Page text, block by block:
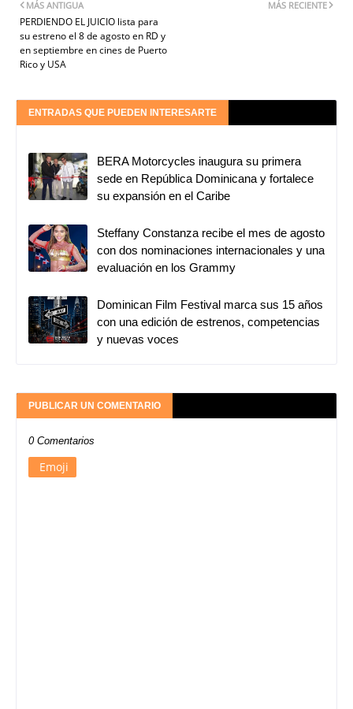
MÁS RECIENTE
MÁS ANTIGUA
PERDIENDO EL JUICIO lista para
su estreno el 8 de agosto en RD y
en septiembre en cines de Puerto
Rico y USA
ENTRADAS QUE PUEDEN INTERESARTE
BERA Motorcycles inaugura su primera
sede en República Dominicana y fortalece
su expansión en el Caribe
Steffany Constanza recibe el mes de agosto
con dos nominaciones internacionales y una
evaluación en los Grammy
Dominican Film Festival marca sus 15 años
con una edición de estrenos, competencias
y nuevas voces
PUBLICAR UN COMENTARIO
0 Comentarios
Emoji